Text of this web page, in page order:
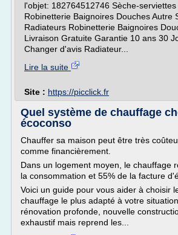
l'objet: 182764512746 Sèche-
Robinetterie Baignoires Douches Autre
Radiateurs Robinetterie Baignoires
Livraison Gratuite Garantie 10 ans 30
Changer d'avis Radiateur...
Lire la suite
Site : https://picclick.fr
Quel système de chauffage
écoconso
Chauffer sa maison peut être très
comme financièrement.
Dans un logement moyen, le chauffage
la consommation et 55% de la facture
Voici un guide pour vous aider à choisir
chauffage le plus adapté à votre
rénovation profonde, nouvelle
exhaustif mais reprend les...